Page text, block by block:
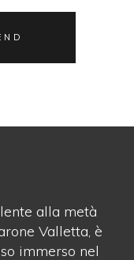
alla metà
Valletta, è
immerso nel